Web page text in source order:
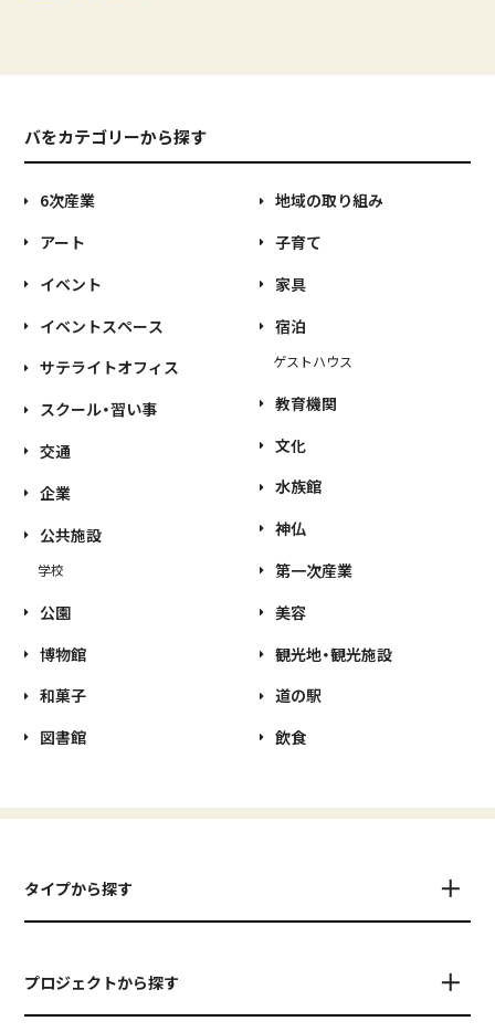
バをカテゴリーから探す
6次産業
アート
イベント
イベントスペース
サテライトオフィス
スクール・習い事
交通
企業
公共施設
学校
公園
博物館
和菓子
図書館
地域の取り組み
子育て
家具
宿泊
ゲストハウス
教育機関
文化
水族館
神仏
第一次産業
美容
観光地・観光施設
道の駅
飲食
タイプから探す
プロジェクトから探す